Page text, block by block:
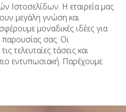
Ιστοσελίδων. Η εταιρεία μας
μεγάλη γνώση και
μοναδικές ιδέες για
σας. Οι
τελευταίες τάσεις και
εντυπωσιακή. Παρέχουμε